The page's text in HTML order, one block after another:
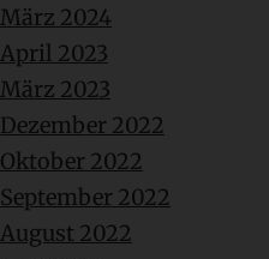
März 2024
April 2023
März 2023
Dezember 2022
Oktober 2022
September 2022
August 2022